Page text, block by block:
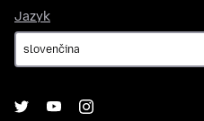
Jazyk